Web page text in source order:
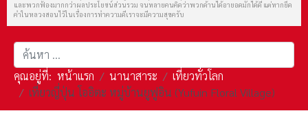
และพวกฟ้องมากกว่าผลประโยชน์ส่วนรวม จนหลายคนคิดว่าพวกด้านได้อายอดมักได้ดี แต่หากยึด
คำในหลวงสอนไว้ในเรื่องการทำความดีเราจะมีความสุขครับ
การค้นหา
คุณอยู่ที่: หน้าแรก นานาสาระ
เที่ยวทั่วโลก
เที่ยวญี่ปุ่น โออิตะ หมู่บ้านยูฟูอิน (Yufuin Floral Village)